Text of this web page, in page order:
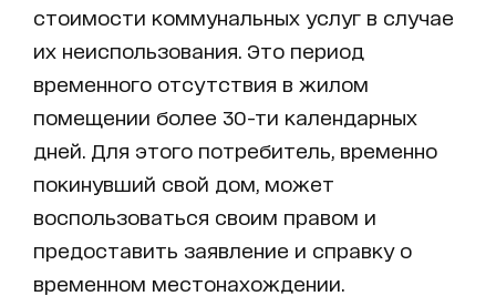
стоимости коммунальных услуг в случае
их неиспользования. Это период
временного отсутствия в жилом
помещении более 30-ти календарных
дней. Для этого потребитель, временно
покинувший свой дом, может
воспользоваться своим правом и
предоставить заявление и справку о
временном местонахождении.